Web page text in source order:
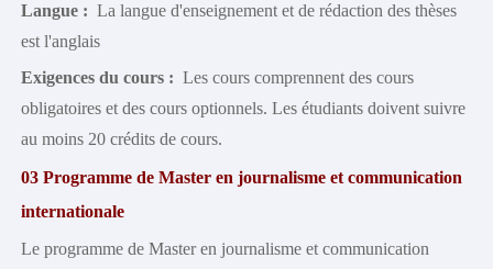
Langue : La langue d'enseignement et de rédaction des thèses
est l'anglais
Exigences du cours : Les cours comprennent des cours
obligatoires et des cours optionnels. Les étudiants doivent suivre
au moins 20 crédits de cours.
03Programme de Master en journalisme et communication
internationale
Le programme de Master en journalisme et communication